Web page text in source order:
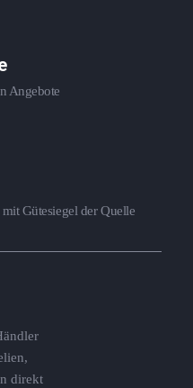
Angebote
Gütesiegel der Quelle
direkt